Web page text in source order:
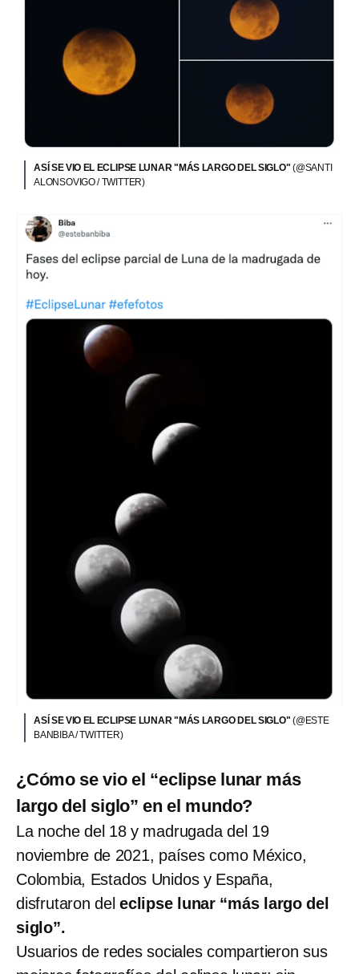
ASÍ SE VIO EL ECLIPSE LUNAR "MÁS LARGO DEL SIGLO" (@SANTI
ALONSOVIGO / TWITTER)
ASÍ SE VIO EL ECLIPSE LUNAR "MÁS LARGO DEL SIGLO" (@ESTE
BANBIBA / TWITTER)
¿Cómo se vio el “eclipse lunar más
largo del siglo” en el mundo?
La noche del 18 y madrugada del 19
noviembre de 2021, países como México,
Colombia, Estados Unidos y España,
disfrutaron deleclipse lunar “más largo del
siglo”.
Usuarios de redes sociales compartieron sus